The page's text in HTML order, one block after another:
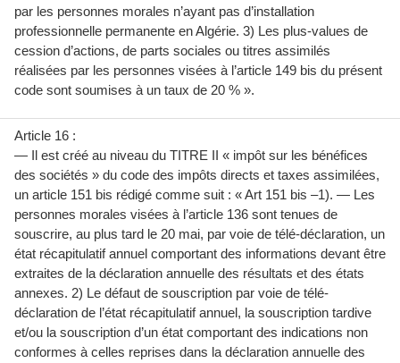
par les personnes morales n’ayant pas d’installation
professionnelle permanente en Algérie. 3) Les plus-values de
cession d’actions, de parts sociales ou titres assimilés
réalisées par les personnes visées à l’article 149 bis du présent
code sont soumises à un taux de 20 % ».
Article 16 :
— Il est créé au niveau du TITRE II « impôt sur les bénéfices
des sociétés » du code des impôts directs et taxes assimilées,
un article 151 bis rédigé comme suit : « Art 151 bis –1). — Les
personnes morales visées à l’article 136 sont tenues de
souscrire, au plus tard le 20 mai, par voie de télé-déclaration, un
état récapitulatif annuel comportant des informations devant être
extraites de la déclaration annuelle des résultats et des états
annexes. 2) Le défaut de souscription par voie de télé-
déclaration de l’état récapitulatif annuel, la souscription tardive
et/ou la souscription d’un état comportant des indications non
conformes à celles reprises dans la déclaration annuelle des